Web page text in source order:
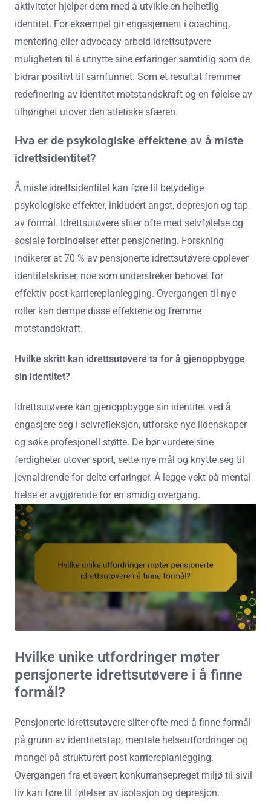
aktiviteter hjelper dem med å utvikle en helhetlig
identitet. For eksempel gir engasjement i coaching,
mentoring eller advocacy-arbeid idrettsutøvere
muligheten til å utnytte sine erfaringer samtidig som de
bidrar positivt til samfunnet. Som et resultat fremmer
redefinering av identitet motstandskraft og en følelse av
tilhørighet utover den atletiske sfæren.
Hva er de psykologiske effektene av å miste
idrettsidentitet?
Å miste idrettsidentitet kan føre til betydelige
psykologiske effekter, inkludert angst, depresjon og tap
av formål. Idrettsutøvere sliter ofte med selvfølelse og
sosiale forbindelser etter pensjonering. Forskning
indikerer at 70 % av pensjonerte idrettsutøvere opplever
identitetskriser, noe som understreker behovet for
effektiv post-karriereplanlegging. Overgangen til nye
roller kan dempe disse effektene og fremme
motstandskraft.
Hvilke skritt kan idrettsutøvere ta for å gjenoppbygge
sin identitet?
Idrettsutøvere kan gjenoppbygge sin identitet ved å
engasjere seg i selvrefleksjon, utforske nye lidenskaper
og søke profesjonell støtte. De bør vurdere sine
ferdigheter utover sport, sette nye mål og knytte seg til
jevnaldrende for delte erfaringer. Å legge vekt på mental
helse er avgjørende for en smidig overgang.
Hvilke unike utfordringer møter
pensjonerte idrettsutøvere i å finne
formål?
Pensjonerte idrettsutøvere sliter ofte med å finne formål
på grunn av identitetstap, mentale helseutfordringer og
mangel på strukturert post-karriereplanlegging.
Overgangen fra et svært konkurransepreget miljø til sivil
liv kan føre til følelser av isolasjon og depresjon.